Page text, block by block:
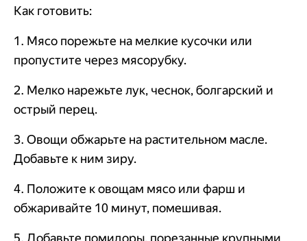
Как готовить:
1. Мясо порежьте на мелкие кусочки или
пропустите через мясорубку.
2. Мелко нарежьте лук, чеснок, болгарский и
острый перец.
3. Овощи обжарьте на растительном масле.
Добавьте к ним зиру.
4. Положите к овощам мясо или фарш и
обжаривайте 10 минут, помешивая.
5. Добавьте помидоры, порезанные крупными